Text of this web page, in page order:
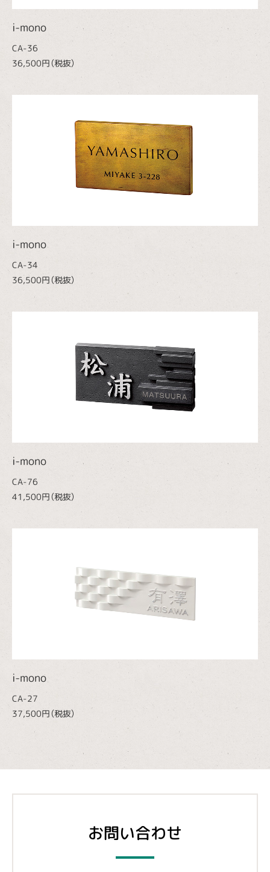
i-mono
CA-36
36,500円（税抜）
i-mono
CA-34
36,500円（税抜）
i-mono
CA-76
41,500円（税抜）
i-mono
CA-27
37,500円（税抜）
お問い合わせ